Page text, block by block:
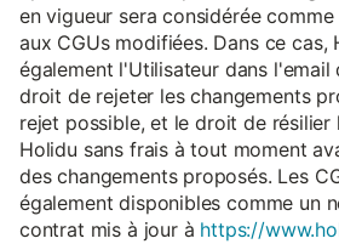
en vigueur sera considérée
aux CGUs modifiées. Dans ce cas,
également l'Utilisateur dans l'email
droit de rejeter les changements
rejet possible, et le droit de résilier
Holidu sans frais à tout moment
des changements proposés. Les
également disponibles comme un
contrat mis à jour à https://